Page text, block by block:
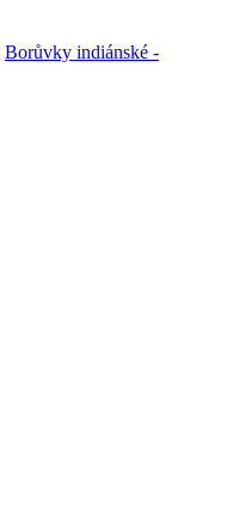
Borůvky indiánské -